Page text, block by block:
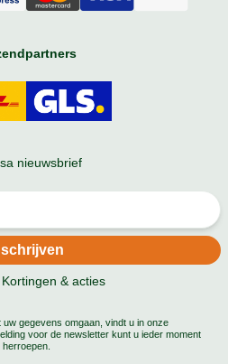
nieuwsbrief
& acties
uw gegevens omgaan, vindt u in onze
voor de newsletter kunt u ieder moment
herroepen.